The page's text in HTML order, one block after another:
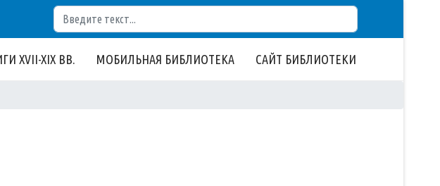
XVII-XIX ВВ. МОБИЛЬНАЯ БИБЛИОТЕКА САЙТ БИБЛИОТЕКИ